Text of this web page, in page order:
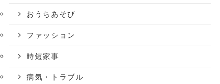
おうちあそび
ファッション
時短家事
病気・トラブル